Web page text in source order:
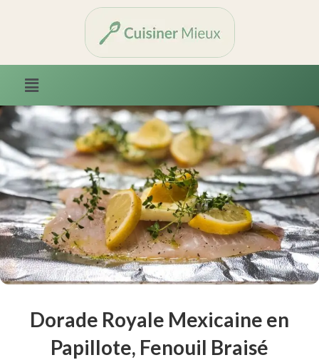
Dorade Royale Mexicaine en
Papillote, Fenouil Braisé